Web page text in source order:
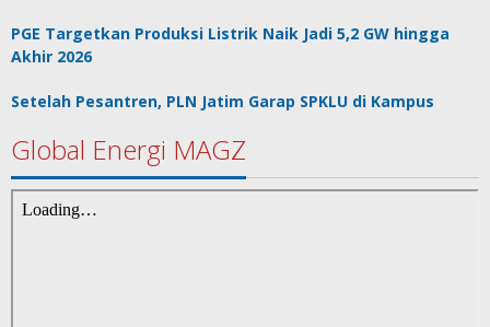
PGE Targetkan Produksi Listrik Naik Jadi 5,2 GW hingga
Akhir 2026
Setelah Pesantren, PLN Jatim Garap SPKLU di Kampus
Global Energi MAGZ